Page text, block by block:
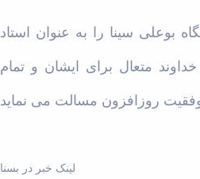
بوعلی سینا را به عنوان استاد
متعال برای ایشان و تمام
لینک خبر در بسنا